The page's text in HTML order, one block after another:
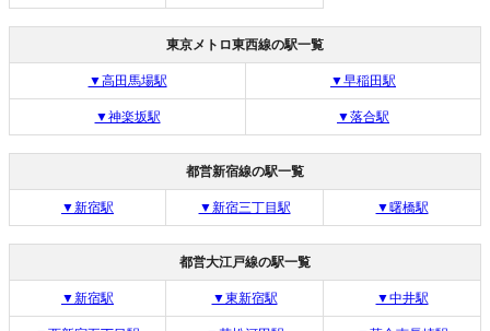
東京メトロ東西線の駅一覧
▼高田馬場駅 ▼早稲田駅
▼神楽坂駅 ▼落合駅
都営新宿線の駅一覧
▼新宿駅 ▼新宿三丁目駅 ▼曙橋駅
都営大江戸線の駅一覧
▼新宿駅 ▼東新宿駅 ▼中井駅